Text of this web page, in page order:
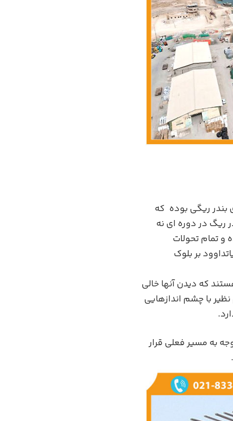
بندر ریگی بوده که
ریگ در دوره ای نه
تمام تحولات
بر بلوک
که دیدن آنها خالی
با چشم اندازهایی
شهر گناوه با توجه به مسیر فعلی قرار